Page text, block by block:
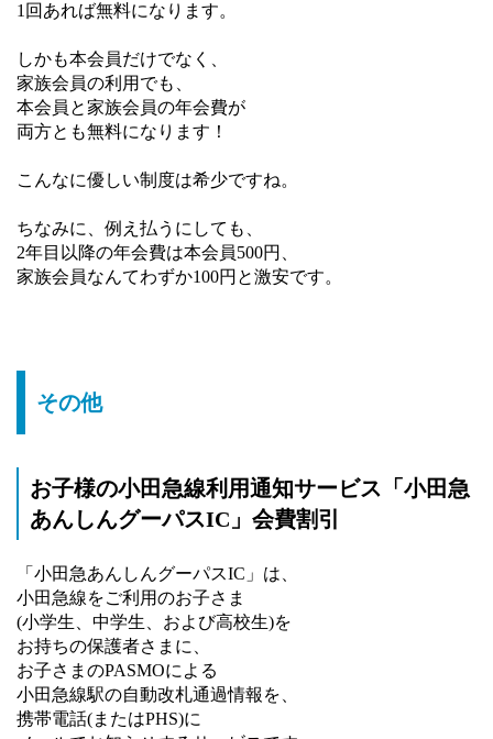
1回あれば無料になります。
しかも本会員だけでなく、
家族会員の利用でも、
本会員と家族会員の年会費が
両方とも無料になります！
こんなに優しい制度は希少ですね。
ちなみに、例え払うにしても、
2年目以降の年会費は本会員500円、
家族会員なんてわずか100円と激安です。
その他
お子様の小田急線利用通知サービス「小田急
あんしんグーパスIC」会費割引
「小田急あんしんグーパスIC」は、
小田急線をご利用のお子さま
(小学生、中学生、および高校生)を
お持ちの保護者さまに、
お子さまのPASMOによる
小田急線駅の自動改札通過情報を、
携帯電話(またはPHS)に